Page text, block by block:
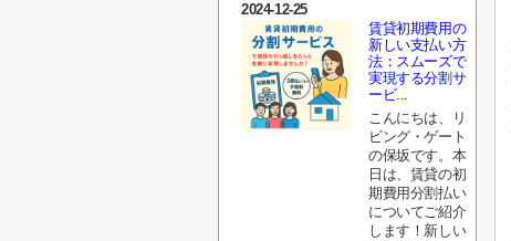
2024-12-25
賃貸初期費用の
新しい支払い方
法：スムーズで
実現する分割サ
ービ...
こんにちは、リ
ビング・ゲート
の保坂です。本
日は、賃貸の初
期費用分割払い
についてご紹介
します！新しい